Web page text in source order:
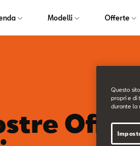
Modelli Offerte
Questo
propri e di
durante la